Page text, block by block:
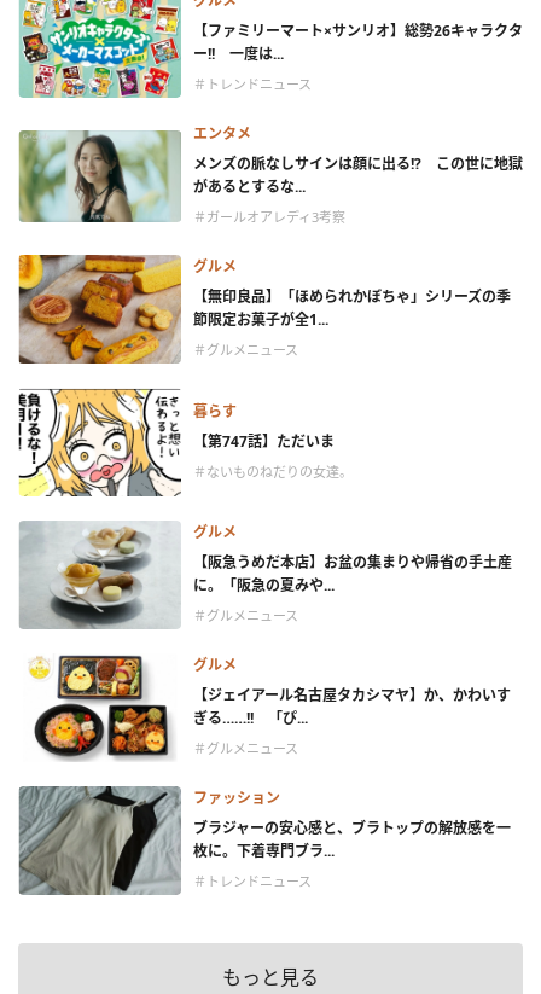
【ファミリーマート×サンリオ】総勢26キャラクタ
ー!! 一度は...
＃トレンドニュース
エンタメ
メンズの脈なしサインは顔に出る!? この世に地獄
があるとするな...
＃ガールオアレディ3考察
グルメ
【無印良品】「ほめられかぼちゃ」シリーズの季
節限定お菓子が全1...
＃グルメニュース
暮らす
【第747話】ただいま
＃ないものねだりの女達。
グルメ
【阪急うめだ本店】お盆の集まりや帰省の手土産
に。「阪急の夏みや...
＃グルメニュース
グルメ
【ジェイアール名古屋タカシマヤ】か、かわいす
ぎる……!! 「ぴ...
＃グルメニュース
ファッション
ブラジャーの安心感と、ブラトップの解放感を一
枚に。下着専門ブラ...
＃トレンドニュース
もっと見る